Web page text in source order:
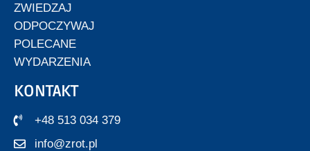
ZWIEDZAJ
ODPOCZYWAJ
POLECANE
WYDARZENIA
KONTAKT
+48 513 034 379
info@zrot.pl